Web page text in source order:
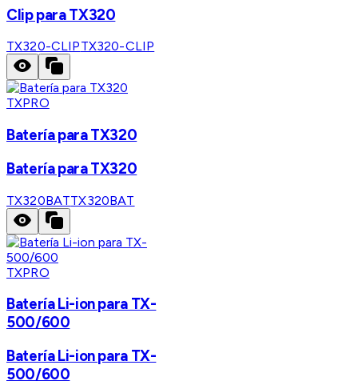
Clip para TX320
TX320-CLIPTX320-CLIP
TXPRO
Batería para TX320
Batería para TX320
TX320BATTX320BAT
TXPRO
Batería Li-ion para TX-
500/600
Batería Li-ion para TX-
500/600